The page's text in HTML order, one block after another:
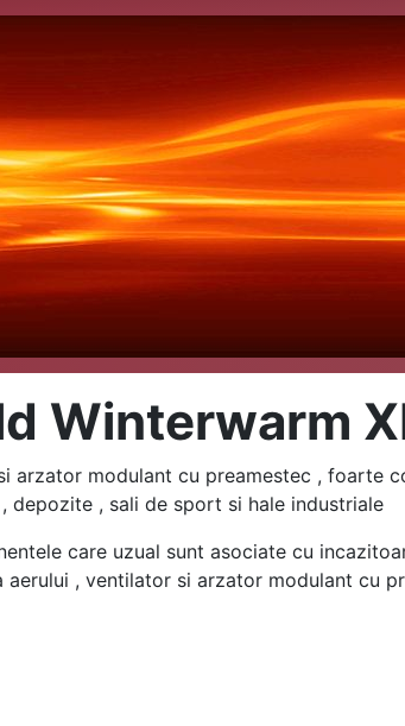
Winterwarm
arzator modulant cu preamestec , foarte
depozite , sali de sport si hale industriale
care uzual sunt asociate cu
, ventilator si arzator modulant cu